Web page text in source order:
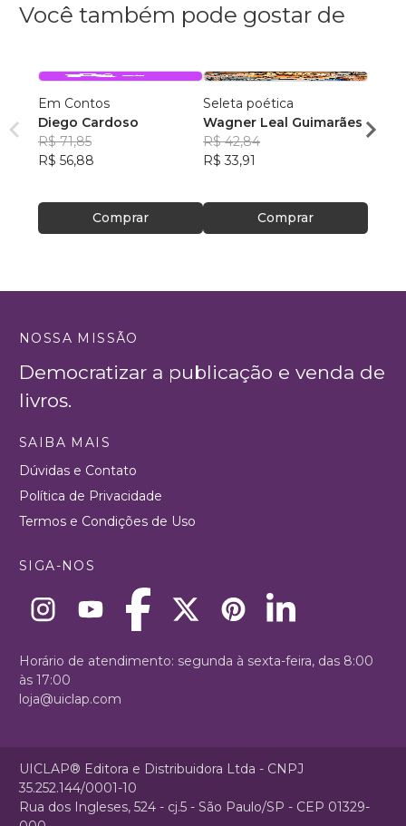
Você também pode gostar de
Em Contos
Diego Cardoso
R$ 71,85
R$ 56,88
Comprar
Seleta poética
Wagner Leal Guimarães
R$ 42,84
R$ 33,91
Comprar
R$
NOSSA MISSÃO
Democratizar a publicação e venda de
livros.
SAIBA MAIS
Dúvidas e Contato
Política de Privacidade
Termos e Condições de Uso
SIGA-NOS
Horário de atendimento: segunda à sexta-feira, das 8:00
às 17:00
loja@uiclap.com
UICLAP® Editora e Distribuidora Ltda - CNPJ
35.252.144/0001-10
Rua dos Ingleses, 524 - cj.5 - São Paulo/SP - CEP 01329-